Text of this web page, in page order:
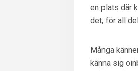
en plats där
det, för all
Många
känna sig